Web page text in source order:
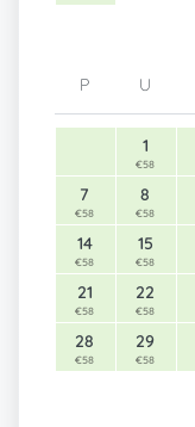
P U
1
€58
7
€58
8
€58
14
€58
15
€58
21
€58
22
€58
28
€58
29
€58